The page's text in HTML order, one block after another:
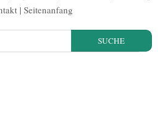
| Seitenanfang
SUCHE